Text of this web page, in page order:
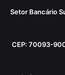
Setor Bancário
CEP: 70093-